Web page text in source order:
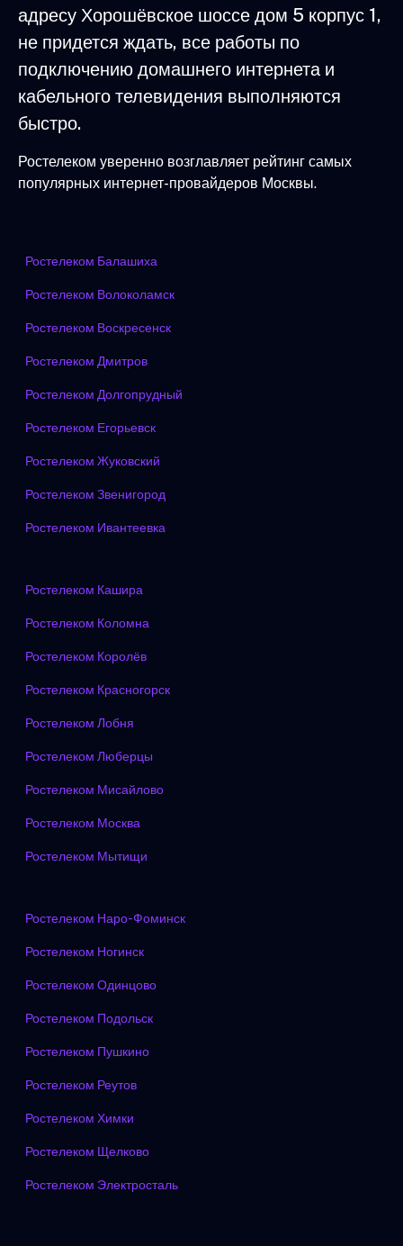
адресу Хорошёвское шоссе дом 5 корпус 1,
не придется ждать, все работы по
подключению домашнего интернета и
кабельного телевидения выполняются
быстро.
Ростелеком уверенно возглавляет рейтинг самых
популярных интернет-провайдеров Москвы.
Ростелеком Балашиха
Ростелеком Волоколамск
Ростелеком Воскресенск
Ростелеком Дмитров
Ростелеком Долгопрудный
Ростелеком Егорьевск
Ростелеком Жуковский
Ростелеком Звенигород
Ростелеком Ивантеевка
Ростелеком Кашира
Ростелеком Коломна
Ростелеком Королёв
Ростелеком Красногорск
Ростелеком Лобня
Ростелеком Люберцы
Ростелеком Мисайлово
Ростелеком Москва
Ростелеком Мытищи
Ростелеком Наро-Фоминск
Ростелеком Ногинск
Ростелеком Одинцово
Ростелеком Подольск
Ростелеком Пушкино
Ростелеком Реутов
Ростелеком Химки
Ростелеком Щелково
Ростелеком Электросталь